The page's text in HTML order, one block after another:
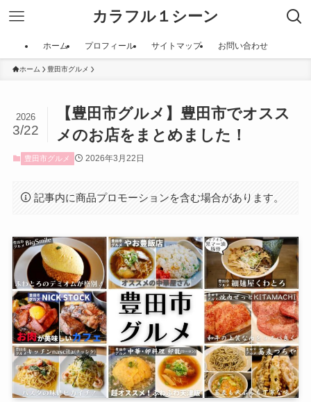
カラフル１シーン
ホーム プロフィール サイトマップ お問い合わせ
ホーム 豊田市グルメ
【豊田市グルメ】豊田市でオスス
メのお店をまとめました！
2026
3/22
豊田市グルメ 2026年3月22日
記事内に商品プロモーションを含む場合があります。